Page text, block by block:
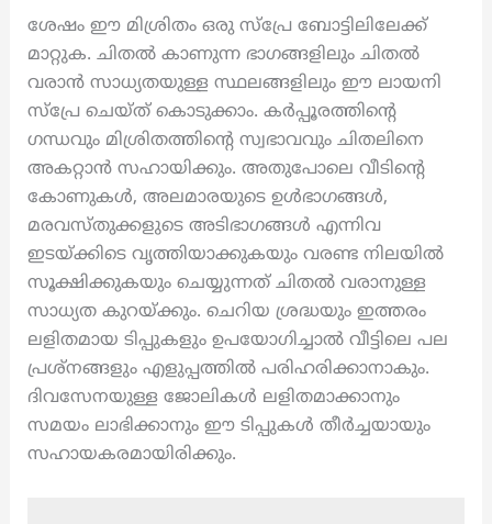
ശേഷം ഈ മിശ്രിതം ഒരു സ്പ്രേ ബോട്ടിലിലേക്ക്
മാറ്റുക. ചിതൽ കാണുന്ന ഭാഗങ്ങളിലും ചിതൽ
വരാൻ സാധ്യതയുള്ള സ്ഥലങ്ങളിലും ഈ ലായനി
സ്പ്രേ ചെയ്ത് കൊടുക്കാം. കർപ്പൂരത്തിന്റെ
ഗന്ധവും മിശ്രിതത്തിന്റെ സ്വഭാവവും ചിതലിനെ
അകറ്റാൻ സഹായിക്കും. അതുപോലെ വീടിന്റെ
കോണുകൾ, അലമാരയുടെ ഉൾഭാഗങ്ങൾ,
മരവസ്തുക്കളുടെ അടിഭാഗങ്ങൾ എന്നിവ
ഇടയ്ക്കിടെ വൃത്തിയാക്കുകയും വരണ്ട നിലയിൽ
സൂക്ഷിക്കുകയും ചെയ്യുന്നത് ചിതൽ വരാനുള്ള
സാധ്യത കുറയ്ക്കും. ചെറിയ ശ്രദ്ധയും ഇത്തരം
ലളിതമായ ടിപ്പുകളും ഉപയോഗിച്ചാൽ വീട്ടിലെ പല
പ്രശ്നങ്ങളും എളുപ്പത്തിൽ പരിഹരിക്കാനാകും.
ദിവസേനയുള്ള ജോലികൾ ലളിതമാക്കാനും
സമയം ലാഭിക്കാനും ഈ ടിപ്പുകൾ തീർച്ചയായും
സഹായകരമായിരിക്കും.